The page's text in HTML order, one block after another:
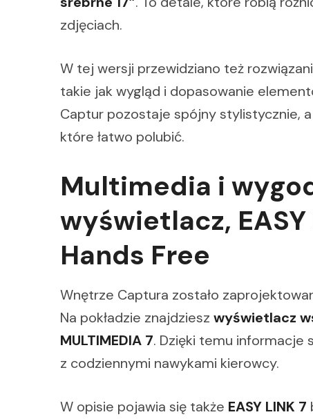
zdjęciach.
W tej wersji przewidziano też
takie jak wygląd i dopasowanie
Captur pozostaje spójny stylistycznie,
które łatwo polubić.
Multimedia i
wyświetlacz,
Hands Free
Wnętrze Captura zostało
Na pokładzie znajdziesz wyświetlacz
MULTIMEDIA 7. Dzięki temu informacje
z codziennymi nawykami kierowcy.
W opisie pojawia się także EASY LINK 7